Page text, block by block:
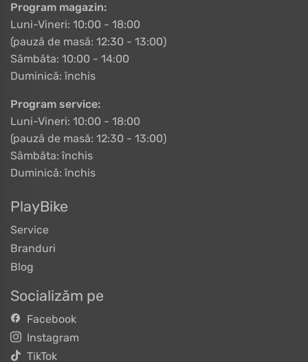
Program magazin:
Luni-Vineri: 10:00 - 18:00
(pauză de masă: 12:30 - 13:00)
Sâmbăta: 10:00 - 14:00
Duminică: închis
Program service:
Luni-Vineri: 10:00 - 18:00
(pauză de masă: 12:30 - 13:00)
Sâmbăta: închis
Duminică: închis
PlayBike
Service
Branduri
Blog
Socializăm pe
Facebook
Instagram
TikTok